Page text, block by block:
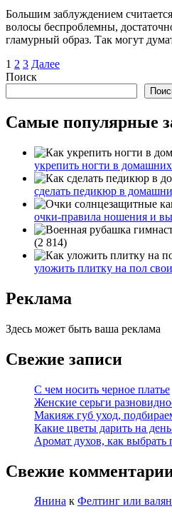
Большим заблуждением
волосы беспроблемны,
гламурный образ. Так могут
Пагинация
записей
1 2 3 Далее
Поиск
Самые популярные
укрепить ногти в
сделать педикюр в
очки-правила ношения и
(2 814)
уложить плитку на пол
Реклама
Здесь может быть ваша реклама
Свежие записи
С чем носить черное платье
Женские серьги
Макияж губ уход,
Какие цветы дарить на
Аромат духов, как выбрать
Свежие
Янина к Фелтинг или